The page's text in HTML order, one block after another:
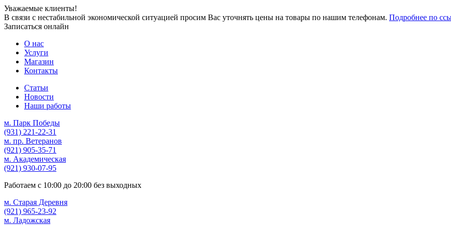
Уважаемые клиенты!
В связи с нестабильной экономической ситуацией просим Вас уточнять цены на товары по нашим телефонам. Подробнее по
Записаться онлайн
О нас
Услуги
Магазин
Контакты
Статьи
Новости
Наши работы
м. Парк Победы
(931) 221-22-31
м. пр. Ветеранов
(921) 905-35-71
м. Академическая
(921) 930-07-95
Работаем с 10:00 до 20:00 без выходных
м. Старая Деревня
(921) 965-23-92
м. Ладожская